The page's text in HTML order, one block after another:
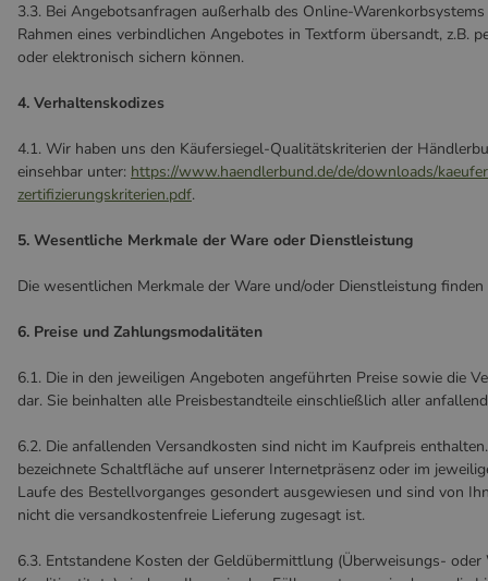
3.3. Bei Angebotsanfragen außerhalb des Online-
Rahmen eines verbindlichen Angebotes in Textform übersandt, z.B.
oder elektronisch sichern können.
4. Verhaltenskodizes
4.1. Wir haben uns den Käufersiegel-Qualitätskriterien der
einsehbar unter: https://www.haendlerbund.de/de/downloads/
zertifizierungskriterien.pdf.
5. Wesentliche Merkmale der Ware oder Dienstleistung
Die wesentlichen Merkmale der Ware und/oder Dienstleistung
6. Preise und Zahlungsmodalitäten
6.1. Die in den jeweiligen Angeboten angeführten Preise sowie die
dar. Sie beinhalten alle Preisbestandteile einschließlich aller
6.2. Die anfallenden Versandkosten sind nicht im Kaufpreis
bezeichnete Schaltfläche auf unserer Internetpräsenz oder im
Laufe des Bestellvorganges gesondert ausgewiesen und sind von
nicht die versandkostenfreie Lieferung zugesagt ist.
6.3. Entstandene Kosten der Geldübermittlung (Überweisungs- oder